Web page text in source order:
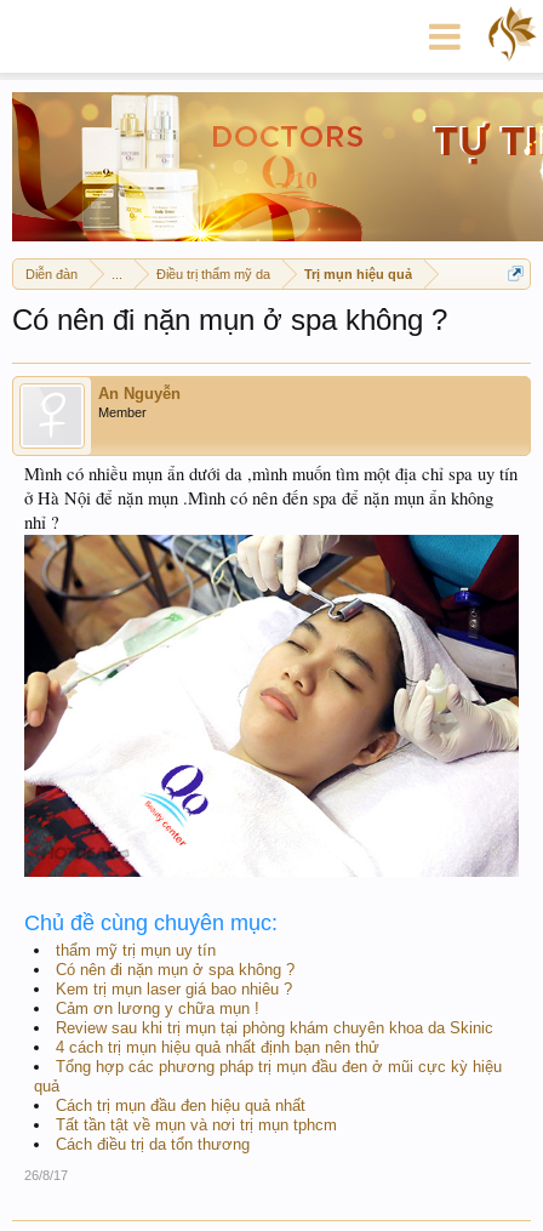
Diễn đàn Điều trị thẩm mỹ da Trị mụn hiệu quả
Có nên đi nặn mụn ở spa không ?
An Nguyễn
Member
Mình có nhiều mụn ẩn dưới da ,mình muốn tìm một địa chỉ spa uy tín
ở Hà Nội để nặn mụn .Mình có nên đến spa để nặn mụn ẩn không
nhỉ ?
Chủ đề cùng chuyên mục:
thẩm mỹ trị mụn uy tín
Có nên đi nặn mụn ở spa không ?
Kem trị mụn laser giá bao nhiêu ?
Cảm ơn lương y chữa mụn !
Review sau khi trị mụn tại phòng khám chuyên khoa da Skinic
4 cách trị mụn hiệu quả nhất định bạn nên thử
Tổng hợp các phương pháp trị mụn đầu đen ở mũi cực kỳ hiệu
quả
Cách trị mụn đầu đen hiệu quả nhất
Tất tần tật về mụn và nơi trị mụn tphcm
Cách điều trị da tổn thương
26/8/17